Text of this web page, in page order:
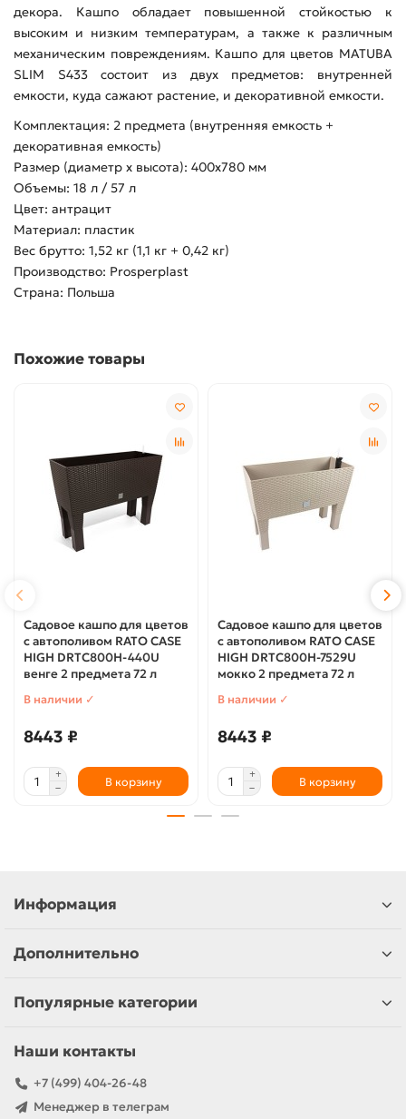
декора. Кашпо обладает повышенной стойкостью к
высоким и низким температурам, а также к различным
механическим повреждениям. Кашпо для цветов MATUBA
SLIM S433 состоит из двух предметов: внутренней
емкости, куда сажают растение, и декоративной емкости.
Комплектация: 2 предмета (внутренняя емкость +
декоративная емкость)
Размер (диаметр х высота): 400х780 мм
Объемы: 18 л / 57 л
Цвет: антрацит
Материал: пластик
Вес брутто: 1,52 кг (1,1 кг + 0,42 кг)
Производство: Prosperplast
Страна: Польша
Похожие товары
Садовое кашпо для цветов
с автополивом RATO CASE
HIGH DRTC800H-440U
венге 2 предмета 72 л
В наличии ✓
8443 ₽
В корзину
Садовое кашпо для цветов
с автополивом RATO CASE
HIGH DRTC800H-7529U
мокко 2 предмета 72 л
В наличии ✓
8443 ₽
В корзину
Информация
Дополнительно
Популярные категории
Наши контакты
+7 (499) 404-26-48
Менеджер в телеграм